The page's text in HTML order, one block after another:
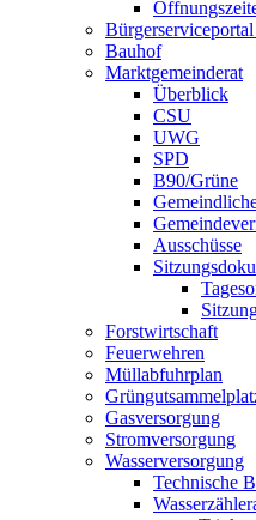
Bauhof
Marktgemeinderat
Überblick
CSU
UWG
SPD
B90/Grüne
Ausschüsse
Forstwirtschaft
Feuerwehren
Müllabfuhrplan
Gasversorgung
Stromversorgung
Wasserversorgung
Technische